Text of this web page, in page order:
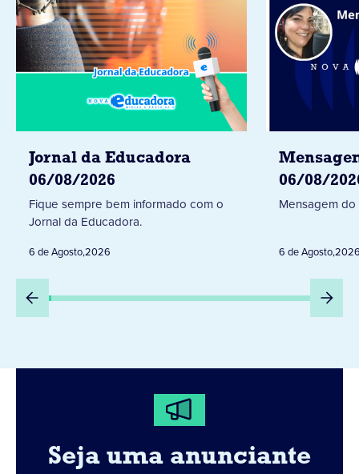
Jornal da Educadora
06/08/2026
Fique sempre bem informado com o
Jornal da Educadora.
6 de Agosto,2026
06/08/
Mensagem do
6 de Agosto,
Seja uma anunciante